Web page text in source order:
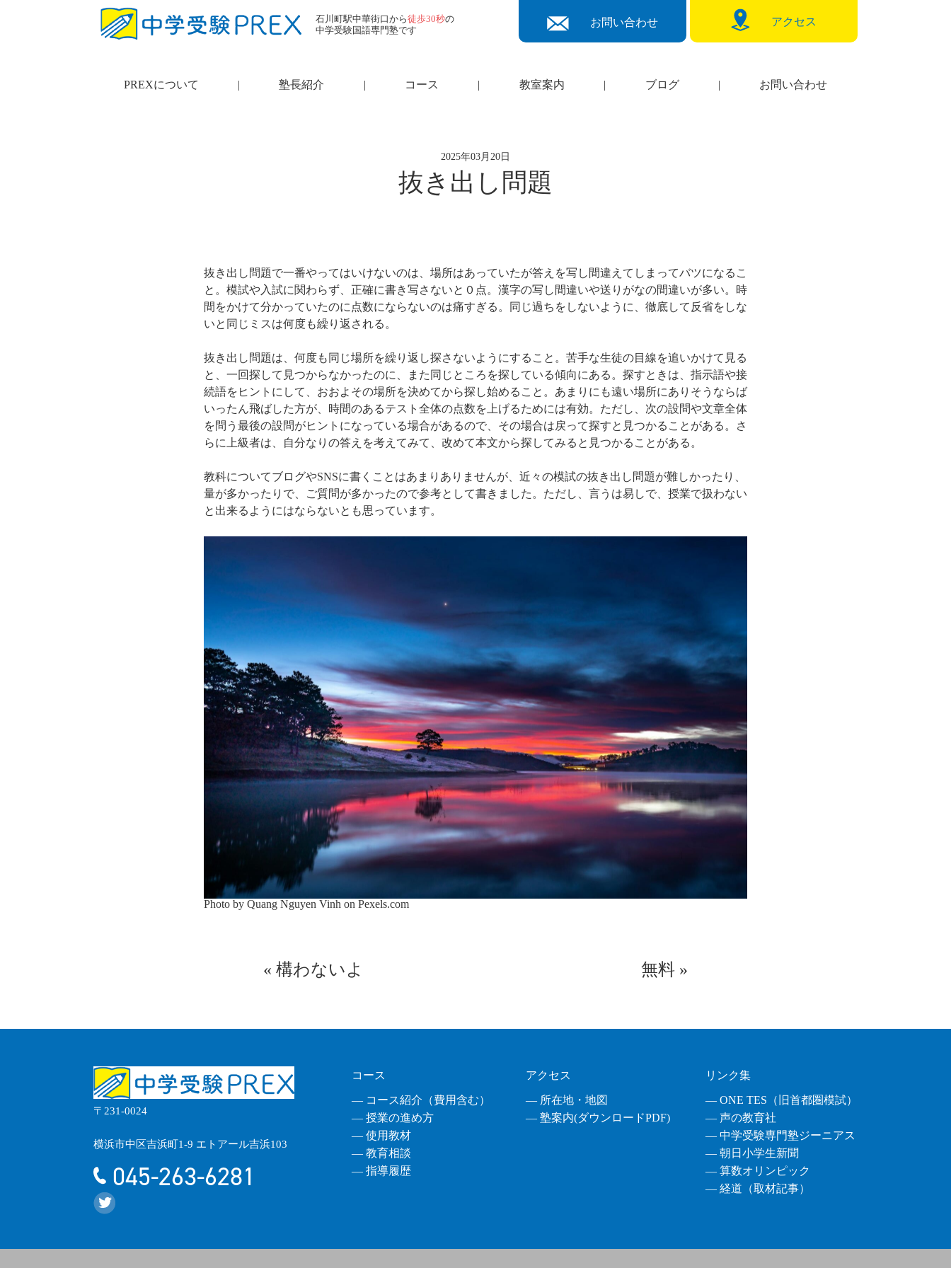
石川町駅中華街口から徒歩30秒の
中学受験国語専門塾です
お問い合わせ アクセス
PREXについて | 塾長紹介 | コース | 教室案内 | ブログ | お問い合わせ
2025年03月20日
抜き出し問題
抜き出し問題で一番やってはいけないのは、場所はあっていたが答えを写し間違えてしまってバツになるこ
と。模試や入試に関わらず、正確に書き写さないと０点。漢字の写し間違いや送りがなの間違いが多い。時
間をかけて分かっていたのに点数にならないのは痛すぎる。同じ過ちをしないように、徹底して反省をしな
いと同じミスは何度も繰り返される。
抜き出し問題は、何度も同じ場所を繰り返し探さないようにすること。苦手な生徒の目線を追いかけて見る
と、一回探して見つからなかったのに、また同じところを探している傾向にある。探すときは、指示語や接
続語をヒントにして、おおよその場所を決めてから探し始めること。あまりにも遠い場所にありそうならば
いったん飛ばした方が、時間のあるテスト全体の点数を上げるためには有効。ただし、次の設問や文章全体
を問う最後の設問がヒントになっている場合があるので、その場合は戻って探すと見つかることがある。さ
らに上級者は、自分なりの答えを考えてみて、改めて本文から探してみると見つかることがある。
教科についてブログやSNSに書くことはあまりありませんが、近々の模試の抜き出し問題が難しかったり、
量が多かったりで、ご質問が多かったので参考として書きました。ただし、言うは易しで、授業で扱わない
と出来るようにはならないとも思っています。
Photo by Quang Nguyen Vinh on Pexels.com
« 構わないよ 無料 »
〒231-0024
横浜市中区吉浜町1-9 エトアール吉浜103
045-263-6281
コース
― コース紹介（費用含む）
― 授業の進め方
― 使用教材
― 教育相談
― 指導履歴
アクセス
― 所在地・地図
― 塾案内(ダウンロードPDF)
リンク集
― ONE TES（旧首都圏模試）
― 声の教育社
― 中学受験専門塾ジーニアス
― 朝日小学生新聞
― 算数オリンピック
― 経道（取材記事）